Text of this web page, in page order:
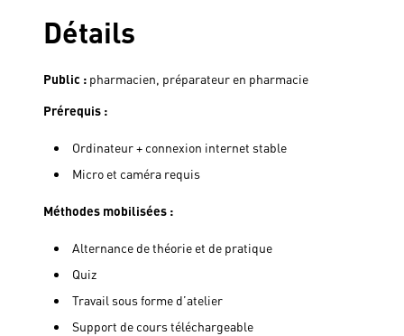
Détails
Public : pharmacien, préparateur en pharmacie
Prérequis :
Ordinateur + connexion internet stable
Micro et caméra requis
Méthodes mobilisées :
Alternance de théorie et de pratique
Quiz
Travail sous forme d’atelier
Support de cours téléchargeable